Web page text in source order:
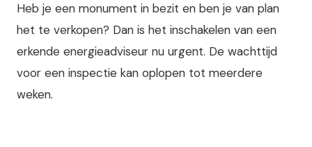
Heb je een monument in bezit en ben je van plan
het te verkopen? Dan is het inschakelen van een
erkende energieadviseur nu urgent. De wachttijd
voor een inspectie kan oplopen tot meerdere
weken.